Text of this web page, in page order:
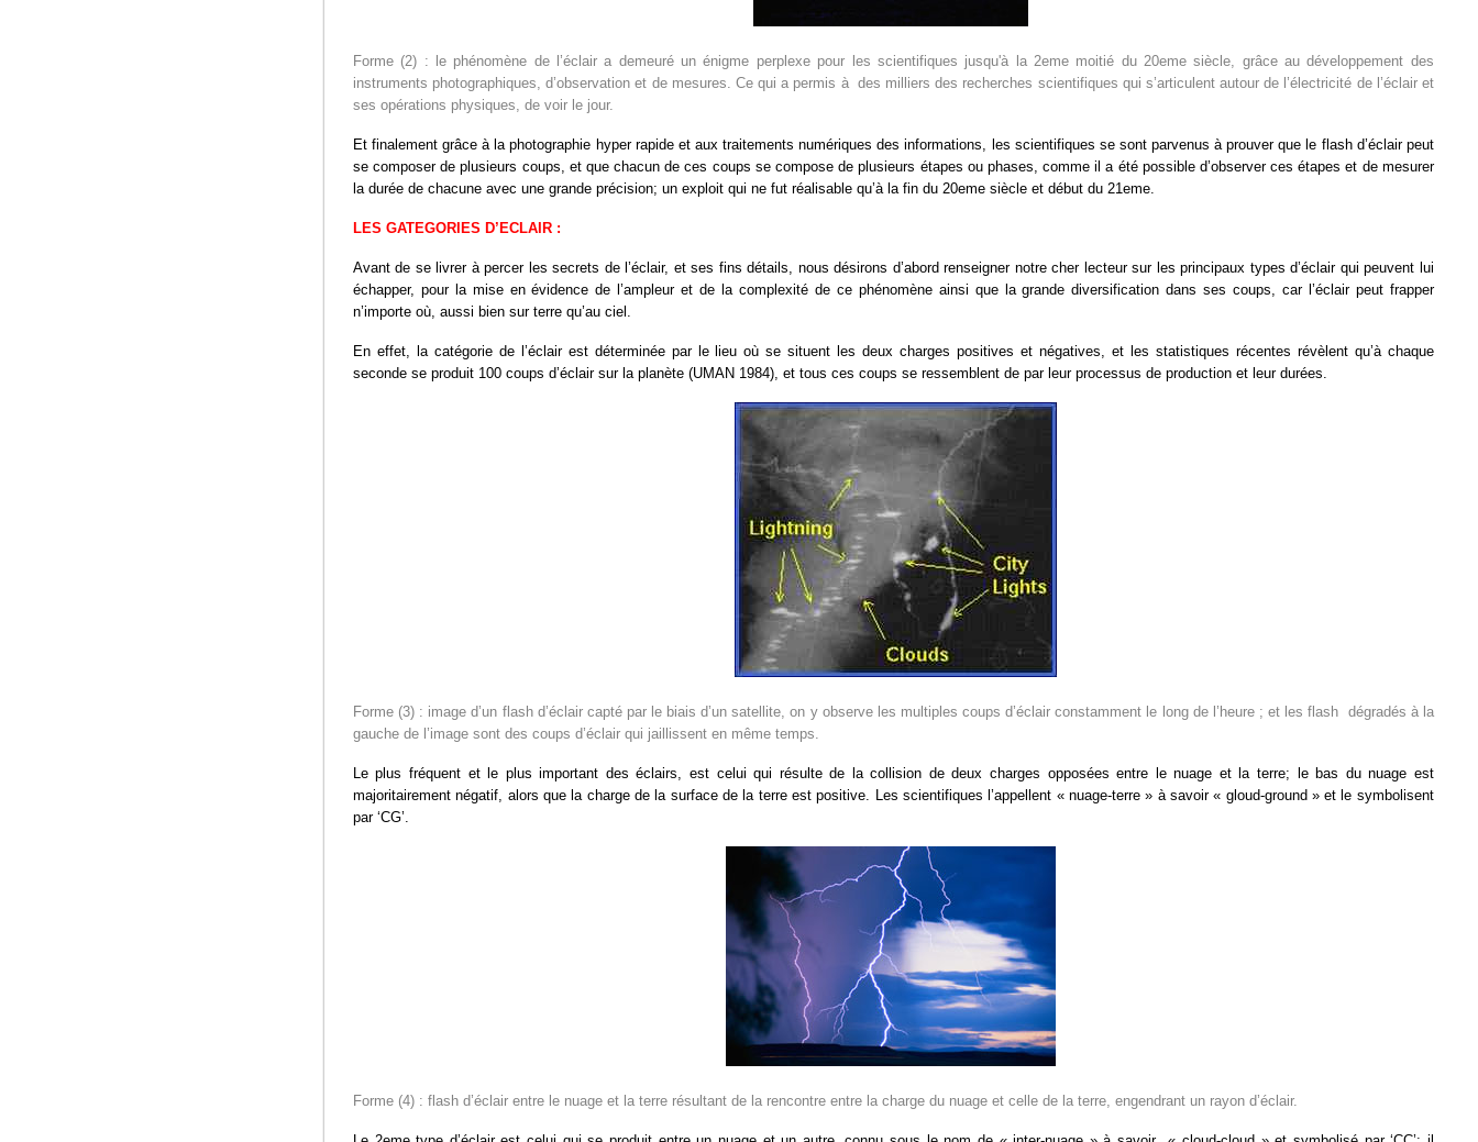
Forme (2) : le phénomène de l’éclair a demeuré un énigme perplexe pour les scientifiques jusqu'à la 2eme moitié du 20eme siècle, grâce au développement des
instruments photographiques, d’observation et de mesures. Ce qui a permis à des milliers des recherches scientifiques qui s’articulent autour de l’électricité de l’éclair et
ses opérations physiques, de voir le jour.
Et finalement grâce à la photographie hyper rapide et aux traitements numériques des informations, les scientifiques se sont parvenus à prouver que le flash d’éclair peut
se composer de plusieurs coups, et que chacun de ces coups se compose de plusieurs étapes ou phases, comme il a été possible d’observer ces étapes et de mesurer
la durée de chacune avec une grande précision; un exploit qui ne fut réalisable qu’à la fin du 20eme siècle et début du 21eme.
LES GATEGORIES D’ECLAIR :
Avant de se livrer à percer les secrets de l’éclair, et ses fins détails, nous désirons d’abord renseigner notre cher lecteur sur les principaux types d’éclair qui peuvent lui
échapper, pour la mise en évidence de l’ampleur et de la complexité de ce phénomène ainsi que la grande diversification dans ses coups, car l’éclair peut frapper
n’importe où, aussi bien sur terre qu’au ciel.
En effet, la catégorie de l’éclair est déterminée par le lieu où se situent les deux charges positives et négatives, et les statistiques récentes révèlent qu’à chaque
seconde se produit 100 coups d’éclair sur la planète (UMAN 1984), et tous ces coups se ressemblent de par leur processus de production et leur durées.
Forme (3) : image d’un flash d’éclair capté par le biais d’un satellite, on y observe les multiples coups d’éclair constamment le long de l’heure ; et les flash dégradés à la
gauche de l’image sont des coups d’éclair qui jaillissent en même temps.
Le plus fréquent et le plus important des éclairs, est celui qui résulte de la collision de deux charges opposées entre le nuage et la terre; le bas du nuage est
majoritairement négatif, alors que la charge de la surface de la terre est positive. Les scientifiques l’appellent « nuage-terre » à savoir « gloud-ground » et le symbolisent
par ‘CG’.
Forme (4) : flash d’éclair entre le nuage et la terre résultant de la rencontre entre la charge du nuage et celle de la terre, engendrant un rayon d’éclair.